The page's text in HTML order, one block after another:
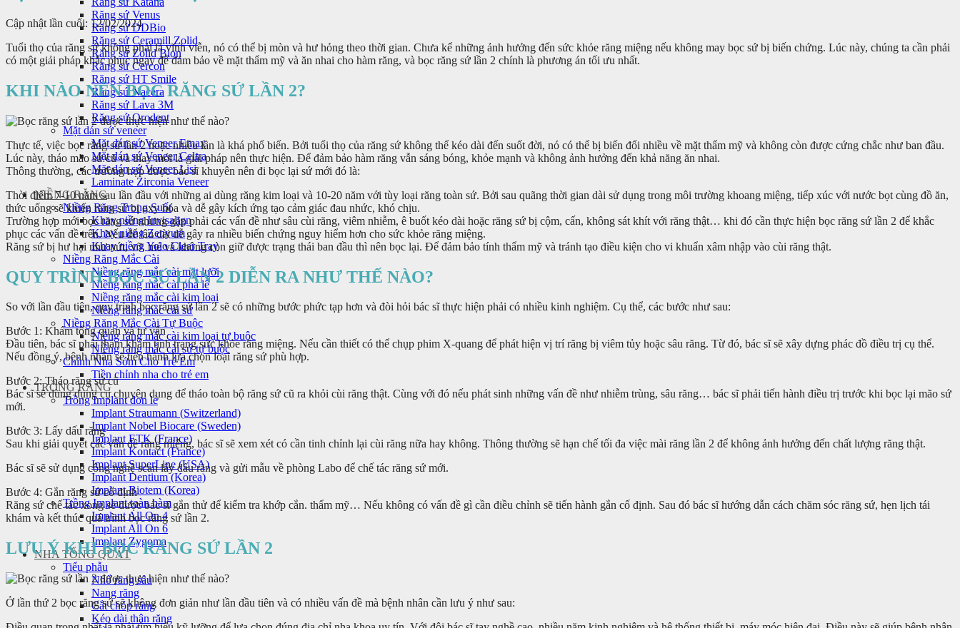
Răng sứ Venus
Răng sứ DDBio
Răng sứ Ceramill Zolid
Răng sứ Zolid Bion
Răng sứ Cercon
Răng sứ HT Smile
Răng sứ Nacera
Răng sứ Lava 3M
Răng sứ Orodent
Mặt dán sứ veneer
Mặt dán sứ Veneer Emax
Mặt dán sứ Veneer Celtra
Mặt dán sứ Veneer Lisi
Laminate Zirconia Veneer
NIỀNG RĂNG
Niềng Răng Trong Suốt
Khay niềng Invisalign
Khay niềng Zenyum
Khay niềng Yolo Clear Tray
Niềng Răng Mắc Cài
Niềng răng mắc cài mặt lưỡi
Niềng răng mắc cài pha lê
Niềng răng mắc cài kim loại
Niềng răng mắc cài sứ
Niềng Răng Mắc Cài Tự Buộc
Niềng răng mắc cài kim loại tự buộc
Niềng răng mắc cài sứ tự buộc
Chỉnh Nha Sớm Cho Trẻ Em
Tiền chỉnh nha cho trẻ em
TRỒNG RĂNG
Trồng Implant đơn lẻ
Implant Straumann (Switzerland)
Implant Nobel Biocare (Sweden)
Implant ETK (France)
Implant Kontact (France)
Implant SuperLine (USA)
Implant Dentium (Korea)
Implant Biotem (Korea)
Trồng Implant toàn hàm
Implant All On 4
Implant All On 6
Implant Zygoma
NHA TỔNG QUÁT
Tiểu phẫu
Nhổ răng sâu
Nang răng
Cắt chóp răng
Kéo dài thân răng
Cập nhật lần cuối: 12/02/2024
Tuổi thọ của răng sứ không phải là vĩnh viễn, nó có thể bị mòn và hư hỏng theo thời gian. Chưa kể những ảnh hưởng đến sức khỏe răng miệng nếu không may bọc sứ bị biến chứng. Lúc này, chúng ta cần phải
có một giải pháp khắc phục ngay để đảm bảo về mặt thẩm mỹ và ăn nhai cho hàm răng, và bọc răng sứ lần 2 chính là phương án tối ưu nhất.
KHI NÀO NÊN BỌC RĂNG SỨ LẦN 2?
Thực tế, việc bọc răng sứ lần 2 hoặc nhiều lần là khá phổ biến. Bởi tuổi thọ của răng sứ không thể kéo dài đến suốt đời, nó có thể bị biến đổi nhiều về mặt thẩm mỹ và không còn được cứng chắc như ban đầu.
Lúc này, tháo mão sứ cũ và thay mới là giải pháp nên thực hiện. Để đảm bảo hàm răng vẫn sáng bóng, khỏe mạnh và không ảnh hưởng đến khả năng ăn nhai.
Thông thường, các trường hợp được bác sĩ khuyên nên đi bọc lại sứ mới đó là:
Thời điểm 7-10 năm sau lần đầu với những ai dùng răng kim loại và 10-20 năm với tùy loại răng toàn sứ. Bởi sau quãng thời gian dài sử dụng trong môi trường khoang miệng, tiếp xúc với nước bọt cùng đồ ăn,
thức uống sẽ khiến răng sứ bị oxy hóa và dễ gây kích ứng tạo cảm giác đau nhức, khó chịu.
Trường hợp mới bọc răng sứ nhưng gặp phải các vấn đề như sâu cùi răng, viêm nhiễm, ê buốt kéo dài hoặc răng sứ bị cộm, cấn, không sát khít với răng thật… khi đó cần thực hiện bọc răng sứ lần 2 để khắc
phục các vấn đề trên. Nếu để lâu dài dễ gây ra nhiều biến chứng nguy hiểm hơn cho sức khỏe răng miệng.
Răng sứ bị hư hại như nứt, vỡ, mẻ và không còn giữ được trạng thái ban đầu thì nên bọc lại. Để đảm bảo tính thẩm mỹ và tránh tạo điều kiện cho vi khuẩn xâm nhập vào cùi răng thật.
QUY TRÌNH BỌC SỨ LẦN 2 DIỄN RA NHƯ THẾ NÀO?
So với lần đầu tiên, quy trình bọc răng sứ lần 2 sẽ có những bước phức tạp hơn và đòi hỏi bác sĩ thực hiện phải có nhiều kinh nghiệm. Cụ thể, các bước như sau:
Bước 1: Khám tổng quan và tư vấn
Đầu tiên, bác sĩ phải thăm khám tình trạng sức khỏe răng miệng. Nếu cần thiết có thể chụp phim X-quang để phát hiện vị trí răng bị viêm tủy hoặc sâu răng. Từ đó, bác sĩ sẽ xây dựng phác đồ điều trị cụ thể.
Nếu đồng ý, bệnh nhân sẽ tiến hành lựa chọn loại răng sứ phù hợp.
Bước 2: Tháo răng sứ cũ
Bác sĩ sẽ dùng dụng cụ chuyên dụng để tháo toàn bộ răng sứ cũ ra khỏi cùi răng thật. Cùng với đó nếu phát sinh những vấn đề như nhiễm trùng, sâu răng… bác sĩ phải tiến hành điều trị trước khi bọc lại mão sứ
mới.
Bước 3: Lấy dấu răng
Sau khi giải quyết các vấn đề răng miệng, bác sĩ sẽ xem xét có cần tinh chỉnh lại cùi răng nữa hay không. Thông thường sẽ hạn chế tối đa việc mài răng lần 2 để không ảnh hưởng đến chất lượng răng thật.
Bác sĩ sẽ sử dụng công nghệ scan lấy dấu răng và gửi mẫu về phòng Labo để chế tác răng sứ mới.
Bước 4: Gắn răng sứ cố định
Răng sứ chế tác xong sẽ được bác sĩ gắn thử để kiểm tra khớp cắn. thẩm mỹ… Nếu không có vấn đề gì cần điều chỉnh sẽ tiến hành gắn cố định. Sau đó bác sĩ hướng dẫn cách chăm sóc răng sứ, hẹn lịch tái
khám và kết thúc quá trình bọc răng sứ lần 2.
LƯU Ý KHI BỌC RĂNG SỨ LẦN 2
Ở lần thứ 2 bọc răng sứ sẽ không đơn giản như lần đầu tiên và có nhiều vấn đề mà bệnh nhân cần lưu ý như sau: